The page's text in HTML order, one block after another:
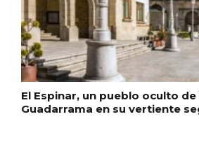
El Espinar, un pueblo oculto de
Guadarrama en su vertiente
Itinerarios musicales en
Pino 2026